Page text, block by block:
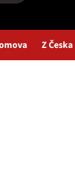
Z Česka